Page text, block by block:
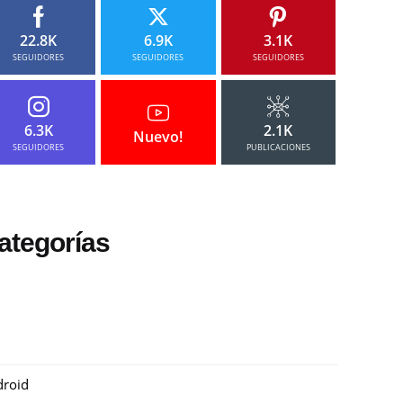
22.8K
SEGUIDORES
6.9K
SEGUIDORES
3.1K
SEGUIDORES
6.3K
SEGUIDORES
Nuevo! 2.1K
PUBLICACIONES